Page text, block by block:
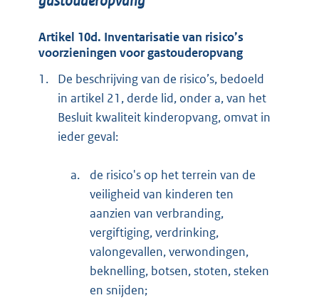
Artikel 10d. Inventarisatie van risico’s
voorzieningen voor gastouderopvang
1.
De beschrijving van de risico’s, bedoeld
in artikel 21, derde lid, onder a, van het
Besluit kwaliteit kinderopvang, omvat in
ieder geval:
a.
de risico's op het terrein van de
veiligheid van kinderen ten
aanzien van verbranding,
vergiftiging, verdrinking,
valongevallen, verwondingen,
beknelling, botsen, stoten, steken
en snijden;